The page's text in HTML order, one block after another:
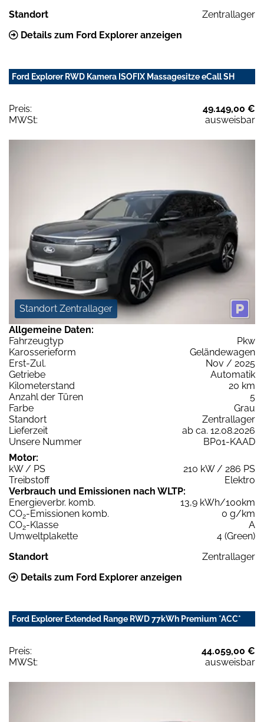
Standort
Zentrallager
Details zum Ford Explorer anzeigen
Ford Explorer RWD Kamera ISOFIX Massagesitze eCall SH
Preis:
49.149,00 €
MWSt:
ausweisbar
Standort Zentrallager
Allgemeine Daten:
Fahrzeugtyp
Pkw
Karosserieform
Geländewagen
Erst-Zul.
Nov / 2025
Getriebe
Automatik
Kilometerstand
20 km
Anzahl der Türen
5
Farbe
Grau
Standort
Zentrallager
Lieferzeit
ab ca. 12.08.2026
Unsere Nummer
BP01-KAAD
Motor:
kW / PS
210 kW / 286 PS
Treibstoff
Elektro
Verbrauch und Emissionen nach WLTP:
Energieverbr. komb.
13,9 kWh/100km
CO2-Emissionen komb.
0 g/km
CO2-Klasse
A
Umweltplakette
4 (Green)
Standort
Zentrallager
Details zum Ford Explorer anzeigen
Ford Explorer Extended Range RWD 77kWh Premium *ACC*
Preis:
44.059,00 €
MWSt:
ausweisbar